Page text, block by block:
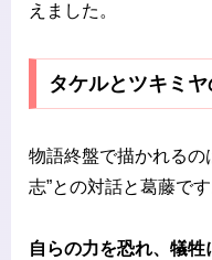
えました。
タケルとツキミ
物語終盤で描かれるの
志”との対話と葛藤です
自らの力を恐れ、犠